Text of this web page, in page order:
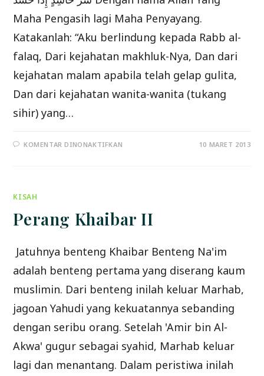
Maha Pengasih lagi Maha Penyayang.
Katakanlah: “Aku berlindung kepada Rabb al-
falaq, Dari kejahatan makhluk-Nya, Dan dari
kejahatan malam apabila telah gelap gulita,
Dan dari kejahatan wanita-wanita (tukang
sihir) yang…
KOMENTAR DINONAKTIFKAN 10 MARET 2013
KISAH
Perang Khaibar II
Jatuhnya benteng Khaibar Benteng Na'im
adalah benteng pertama yang diserang kaum
muslimin. Dari benteng inilah keluar Marhab,
jagoan Yahudi yang kekuatannya sebanding
dengan seribu orang. Setelah 'Amir bin Al-
Akwa' gugur sebagai syahid, Marhab keluar
lagi dan menantang. Dalam peristiwa inilah